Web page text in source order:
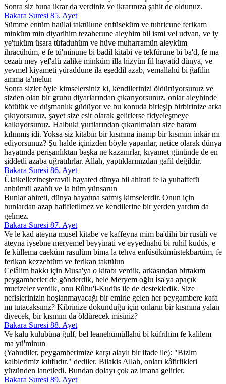
Sonra siz buna ikrar da verdiniz ve ikrarınıza şahit de oldunuz.
Bakara Suresi 85. Ayet
Sümme entüm haülai taktülune enfüseküm ve tuhricune ferikam
minküm min diyarihim tezaherune aleyhim bil ismi vel udvan, ve iy
ye'tuküm üsara tüfaduhüm ve hüve muharramün aleyküm
ihracühüm, e fe tü'minune bi badil kitabi ve tekfürune bi ba'd, fe ma
cezaü mey yef'alü zalike minküm illa hizyün fil hayatid dünya, ve
yevmel kiyameti yüraddune ila eşeddil azab, vemallahü bi ğafilin
amma ta'melun
Sonra sizler öyle kimselersiniz ki, kendilerinizi öldürüyorsunuz ve
sizden olan bir grubu diyarlarından çıkarıyorsunuz, onlar aleyhinde
kötülük ve düşmanlık güdüyor ve bu konuda birleşip birbirinize arka
çıkıyorsunuz, şayet size esir olarak gelirlerse fidyeleşmeye
kalkıyorsunuz. Halbuki yurtlarından çıkarılmaları size haram
kılınmış idi. Yoksa siz kitabın bir kısmına inanıp bir kısmını inkâr mı
ediyorsunuz? Şu halde içinizden böyle yapanlar, netice olarak dünya
hayatında perişanlıktan başka ne kazanırlar, kıyamet gününde de en
şiddetli azaba uğratılırlar. Allah, yaptıklarınızdan gafil değildir.
Bakara Suresi 86. Ayet
Ülaikellezineşteravül hayated dünya bil ahirati fe la yuhaffefü
anhümül azabü ve la hüm yünsarun
Bunlar ahireti, dünya hayatına satmış kimselerdir. Onun için
bunlardan azap hafifletilmez ve kendilerine bir yerden yardım da
gelmez.
Bakara Suresi 87. Ayet
Ve le kad ateyna musel kitabe ve kaffeyna mim ba'dihi bir rusüli ve
ateyna iysebne meryemel beyyinati ve eyyednahü bi ruhil kudüs, e
fe küllema caeküm rasulüm bima la tehva enfüsükümüstekbartüm, fe
ferikan kezzebtüm ve ferikan taktülun
Celâlim hakkı için Musa'ya o kitabı verdik, arkasından birtakım
peygamberler de gönderdik, hele Meryem oğlu İsa'ya apaçık
mucizeler verdik, onu Rûhu'l-Kudüs ile de destekledik. Size
nefislerinizin hoşlanmayacağı bir emirle gelen her peygambere kafa
mı tutacaksınız? Kibrinize dokunduğu için onların bir kısmına yalan
diyecek, bir kısmını da öldürecek misiniz?
Bakara Suresi 88. Ayet
Ve kalu kulubüna ğulf, bel leanehümüllahü bi küfrihim fe kalilem
ma yü'minun
(Yahudiler, peygamberimize karşı alaylı bir ifade ile): "Bizim
kalblerimiz kılıflıdır." dediler. Bilakis Allah, onları kâfirlikleri
yüzünden lanetledi. Bundan dolayı çok az imana gelirler.
Bakara Suresi 89. Ayet